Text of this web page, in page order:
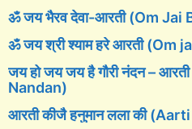
ॐ जय भैरव देवा-आरती (Om
ॐ जय श्री श्याम हरे आरती
जय हो जय जय है गौरी नंदन –
Nandan)
आरती कीजै हनुमान लला की